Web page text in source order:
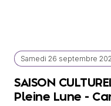
Samedi 26 septembre
SAISON
Pleine Lune -